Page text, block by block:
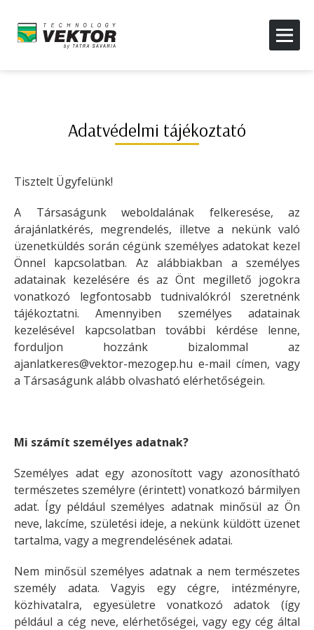
Adatvédelmi tájékoztató
Tisztelt Ügyfelünk!
A Társaságunk weboldalának felkeresése, az
árajánlatkérés, megrendelés, illetve a nekünk való
üzenetküldés során cégünk személyes adatokat kezel
Önnel kapcsolatban. Az alábbiakban a személyes
adatainak kezelésére és az Önt megillető jogokra
vonatkozó legfontosabb tudnivalókról szeretnénk
tájékoztatni. Amennyiben személyes adatainak
kezelésével kapcsolatban további kérdése lenne,
forduljon hozzánk bizalommal az
ajanlatkeres@vektor-mezogep.hu e-mail címen, vagy
a Társaságunk alább olvasható elérhetőségein.
Mi számít személyes adatnak?
Személyes adat egy azonosított vagy azonosítható
természetes személyre (érintett) vonatkozó bármilyen
adat. Így például személyes adatnak minősül az Ön
neve, lakcíme, születési ideje, a nekünk küldött üzenet
tartalma, vagy a megrendelésének adatai.
Nem minősül személyes adatnak a nem természetes
személy adata. Vagyis egy cégre, intézményre,
közhivatalra, egyesületre vonatkozó adatok (így
például a cég neve, elérhetőségei, vagy egy cég által